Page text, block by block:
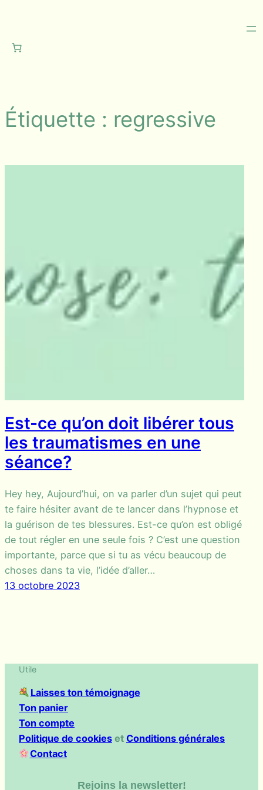
contenu
Étiquette : regressive
Est-ce qu’on doit libérer tous
les traumatismes en une
séance?
Hey hey, Aujourd’hui, on va parler d’un sujet qui peut
te faire hésiter avant de te lancer dans l’hypnose et
la guérison de tes blessures. Est-ce qu’on est obligé
de tout régler en une seule fois ? C’est une question
importante, parce que si tu as vécu beaucoup de
choses dans ta vie, l’idée d’aller…
13 octobre 2023
Utile
Laisses ton témoignage
Ton panier
Ton compte
Politique de cookies et Conditions générales
Contact
Rejoins la newsletter!